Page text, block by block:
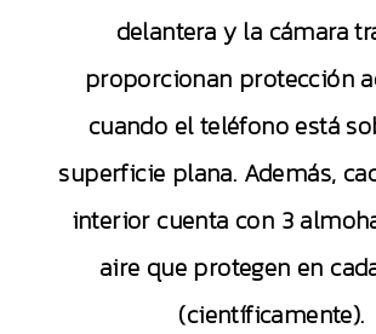
delantera y la cámara
proporcionan protección
cuando el teléfono está
superficie plana. Además,
interior cuenta con 3
aire que protegen en
(científicamente).